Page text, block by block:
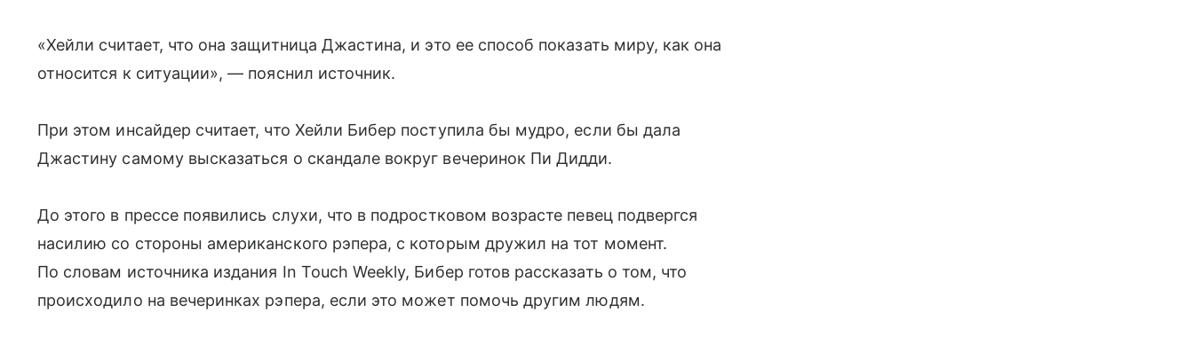
«Хейли считает, что она защитница Джастина, и это ее способ показать миру, как она
относится к ситуации», — пояснил источник.
При этом инсайдер считает, что Хейли Бибер поступила бы мудро, если бы дала
Джастину самому высказаться о скандале вокруг вечеринок Пи Дидди.
До этого в прессе появились слухи, что в подростковом возрасте певец подвергся
насилию со стороны американского рэпера, с которым дружил на тот момент.
По словам источника издания In Touch Weekly, Бибер готов рассказать о том, что
происходило на вечеринках рэпера, если это может помочь другим людям.